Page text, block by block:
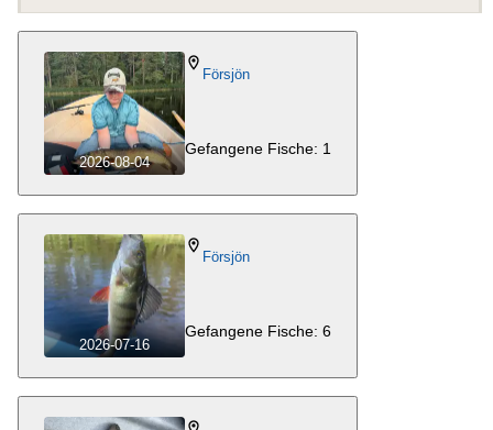
2026-08-04
Försjön
Gefangene Fische: 1
2026-07-16
Försjön
Gefangene Fische: 6